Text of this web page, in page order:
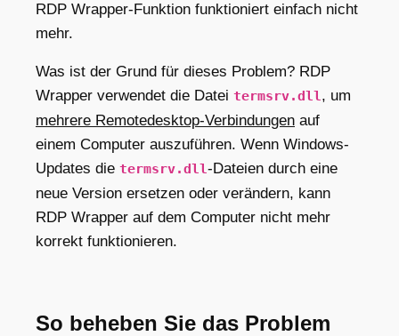
RDP Wrapper-Funktion funktioniert einfach nicht
mehr.
Was ist der Grund für dieses Problem? RDP
Wrapper verwendet die Datei termsrv.dll, um
mehrere Remotedesktop-Verbindungen auf
einem Computer auszuführen. Wenn Windows-
Updates die termsrv.dll-Dateien durch eine
neue Version ersetzen oder verändern, kann
RDP Wrapper auf dem Computer nicht mehr
korrekt funktionieren.
So beheben Sie das Problem